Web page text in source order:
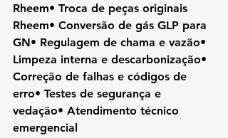
Rheem• Troca de peças originais
Rheem• Conversão de gás GLP para
GN• Regulagem de chama e vazão•
Limpeza interna e descarbonização•
Correção de falhas e códigos de
erro• Testes de segurança e
vedação• Atendimento técnico
emergencial